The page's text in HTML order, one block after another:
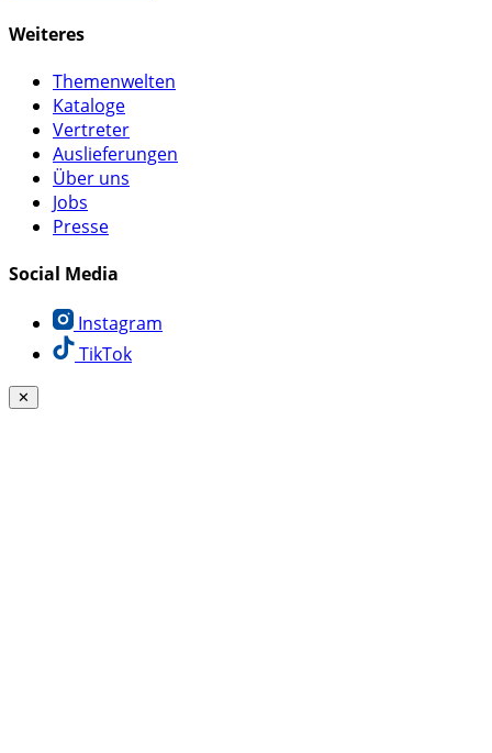
Weiteres
Themenwelten
Kataloge
Vertreter
Auslieferungen
Über uns
Jobs
Presse
Social Media
Instagram
TikTok
✕